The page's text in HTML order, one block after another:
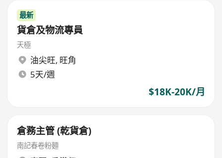
最新
貨倉及物流專員
天極
油尖旺, 旺角
5天/週
$18K-20K/月
倉務主管 (乾貨倉)
南記春卷粉麵